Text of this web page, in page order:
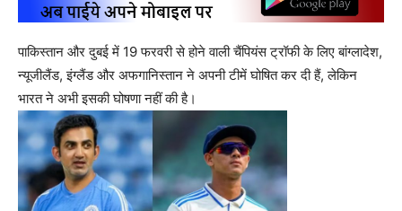
पाकिस्तान और दुबई में 19 फरवरी से होने वाली चैंपियंस ट्रॉफी के लिए बांग्लादेश,
न्यूजीलैंड, इंग्लैंड और अफगानिस्तान ने अपनी टीमें घोषित कर दी हैं, लेकिन
भारत ने अभी इसकी घोषणा नहीं की है।